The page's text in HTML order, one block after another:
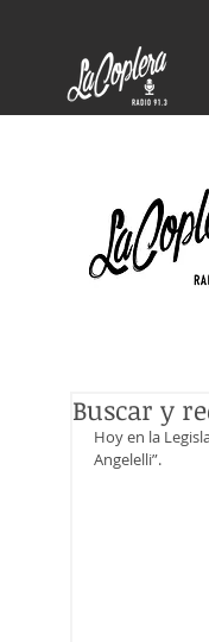
Buscar y
Hoy en la
Angelelli”.